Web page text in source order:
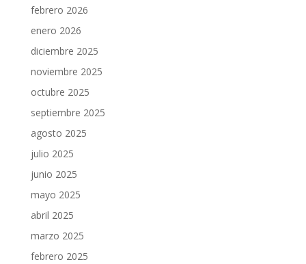
febrero 2026
enero 2026
diciembre 2025
noviembre 2025
octubre 2025
septiembre 2025
agosto 2025
julio 2025
junio 2025
mayo 2025
abril 2025
marzo 2025
febrero 2025